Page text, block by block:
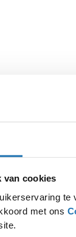
van cookies
met ons
occurred while